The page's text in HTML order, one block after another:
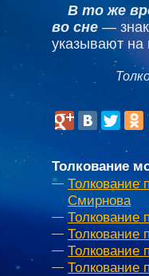
В то же
во сне —
указывают на
Толкование
Толкование
Смирнова
Толкование
Толкование
Толкование
Толкование